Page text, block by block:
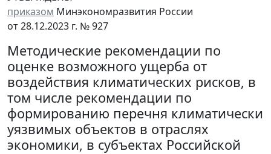
приказом Минэкономразвития России
от 28.12.2023 г. № 927
Методические рекомендации по
оценке возможного ущерба от
воздействия климатических рисков, в
том числе рекомендации по
формированию перечня климатически
уязвимых объектов в отраслях
экономики, в субъектах Российской